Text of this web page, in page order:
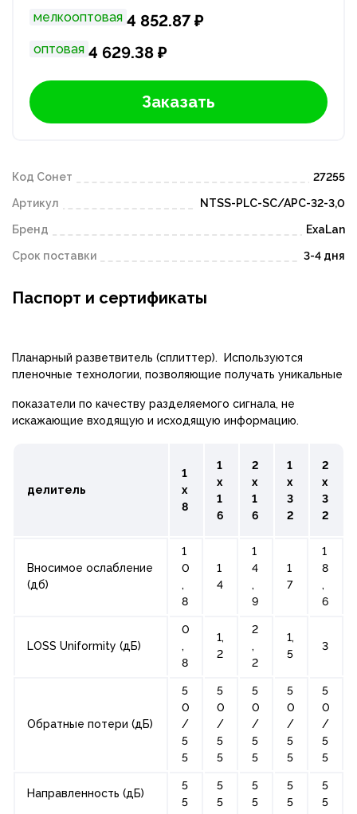
мелкооптовая 4 852.87 ₽
оптовая 4 629.38 ₽
Заказать
Код Сонет 27255
Артикул NTSS-PLC-SC/APC-32-3,0
Бренд ExaLan
Срок поставки 3-4 дня
Паспорт и сертификаты
Планарный разветвитель (сплиттер). Используются
пленочные технологии, позволяющие получать уникальные
показатели по качеству разделяемого сигнала, не
искажающие входящую и исходящую информацию.
делитель
1
х
8
1
х
1
6
2
х
1
6
1
х
3
2
2
х
3
2
Вносимое ослабление
(дб)
1
0
,
8
1
4
1
4
,
9
1
7
1
8
,
6
LOSS Uniformity (дБ)
0
,
8
1,
2
2
,
2
1,
5
3
Обратные потери (дБ)
5
0
/
5
5
5
0
/
5
5
5
0
/
5
5
5
0
/
5
5
5
0
/
5
5
Направленность (дБ)
5
5
5
5
5
5
5
5
5
5